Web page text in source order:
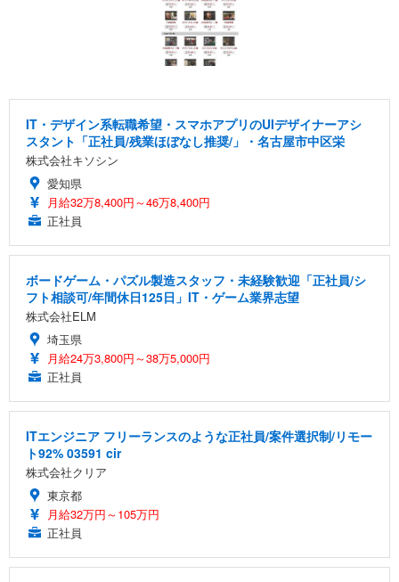
IT・デザイン系転職希望・スマホアプリのUIデザイナーアシ
スタント「正社員/残業ほぼなし推奨/」・名古屋市中区栄
株式会社キソシン
愛知県
月給32万8,400円～46万8,400円
正社員
ボードゲーム・パズル製造スタッフ・未経験歓迎「正社員/シ
フト相談可/年間休日125日」IT・ゲーム業界志望
株式会社ELM
埼玉県
月給24万3,800円～38万5,000円
正社員
ITエンジニア フリーランスのような正社員/案件選択制/リモー
ト92% 03591 cir
株式会社クリア
東京都
月給32万円～105万円
正社員